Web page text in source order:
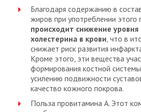
Благодаря содержанию в
жиров при употреблении этого
происходит снижение
холестерина в крови, что в
снижает риск развития
Кроме этого, эти вещества
формирования костной
усилению подвижности
качество кожного покрова.
Польза провитамина А. Этот